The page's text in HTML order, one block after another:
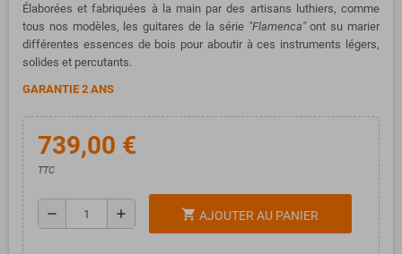
Élaborées et fabriquées à la main par des artisans luthiers, comme
tous nos modèles, les guitares de la série "Flamenca"ont su marier
différentes essences de bois pour aboutir à ces instruments légers,
solides et percutants.
GARANTIE 2 ANS
739,00 €
TTC
remove add shopping_cart AJOUTER AU PANIER